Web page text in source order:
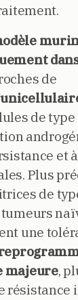
de
de type
et
Plus
de
une
,
résistance